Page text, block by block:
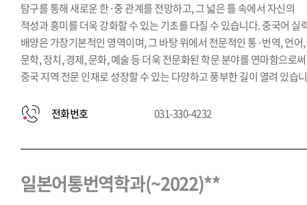
탐구를 통해 새로운 한·중 관계를 전망하고, 그 넓은 틀 속에서 자신의
적성과 흥미를 더욱 강화할 수 있는 기초를 다질 수 있습니다. 중국어 실
배양은 가장기본적인 영역이며, 그 바탕 위에서 전문적인 통·번역, 언어,
문학, 정치, 경제, 문화, 예술 등 더욱 전문화된 학문 분야를 연마함으로써
중국 지역 전문 인재로 성장할 수 있는 다양하고 풍부한 길이 열려 있습
전화번호 031-330-4232
일본어통번역학과(~2022)**